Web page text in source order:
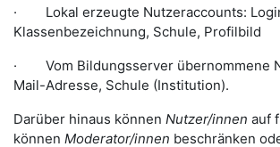
· Lokal erzeugte Nutzeraccounts:
Klassenbezeichnung, Schule, Profilbild
· Vom Bildungsserver übernommene
Mail-Adresse, Schule (Institution).
Darüber hinaus können Nutzer/innen auf
können Moderator/innen beschränken